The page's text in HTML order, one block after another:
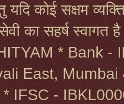
यदि कोई सक्षम
सेवी का सहर्ष
* Bank -
East,
IFSC -